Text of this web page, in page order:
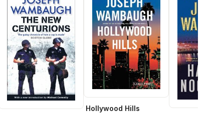
Hollywood Hills